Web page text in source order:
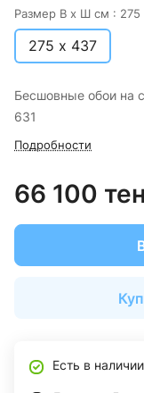
Размер В х Ш см : 275
275 х 437
Бесшовные обои на
631
Подробности
66 100
Есть в наличии